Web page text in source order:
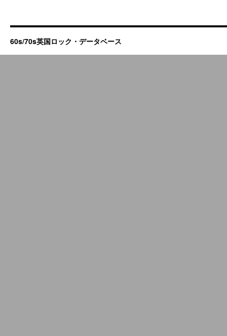
60s/70s英国ロック・データベース